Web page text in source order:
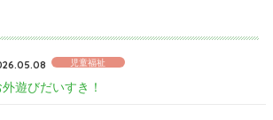
児童福祉
外遊びだいすき！